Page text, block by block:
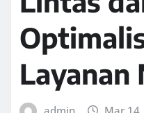
Layanan
admin Mar